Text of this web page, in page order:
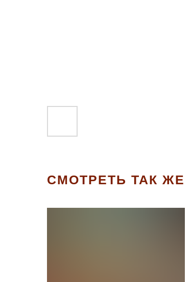
СМОТРЕТЬ ТАК ЖЕ